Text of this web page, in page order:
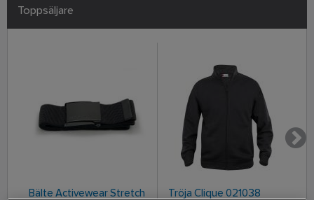
Toppsäljare
Bälte Activewear Stretch
Tröja Clique 021038